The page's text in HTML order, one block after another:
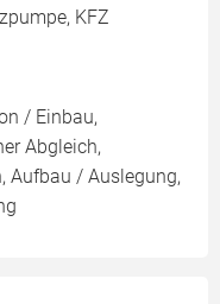
KFZ
/ Einbau,
Abgleich,
Aufbau / Auslegung,